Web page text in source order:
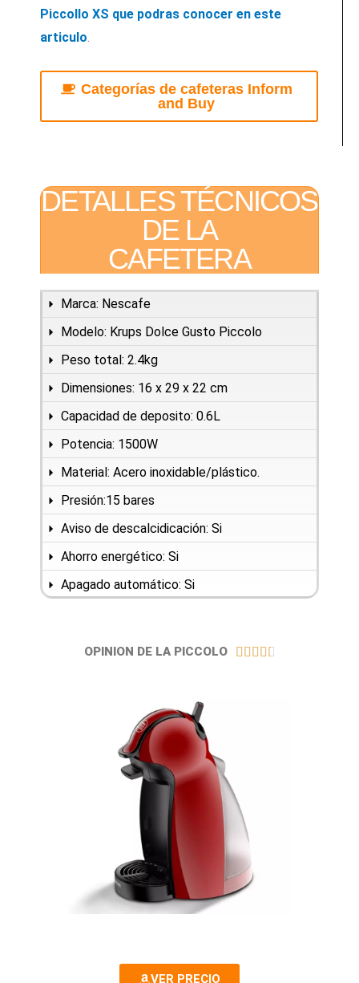
Piccollo XS que podras conocer en este
articulo.
Categorías de cafeteras Inform
and Buy
DETALLES TÉCNICOS
DE LA
CAFETERA
Marca: Nescafe
Modelo: Krups Dolce Gusto Piccolo
Peso total: 2.4kg
Dimensiones: 16 x 29 x 22 cm
Capacidad de deposito: 0.6L
Potencia: 1500W
Material: Acero inoxidable/plástico.
Presión:15 bares
Aviso de descalcidicación: Si
Ahorro energético: Si
Apagado automático: Si
OPINION DE LA PICCOLO     
VER PRECIO